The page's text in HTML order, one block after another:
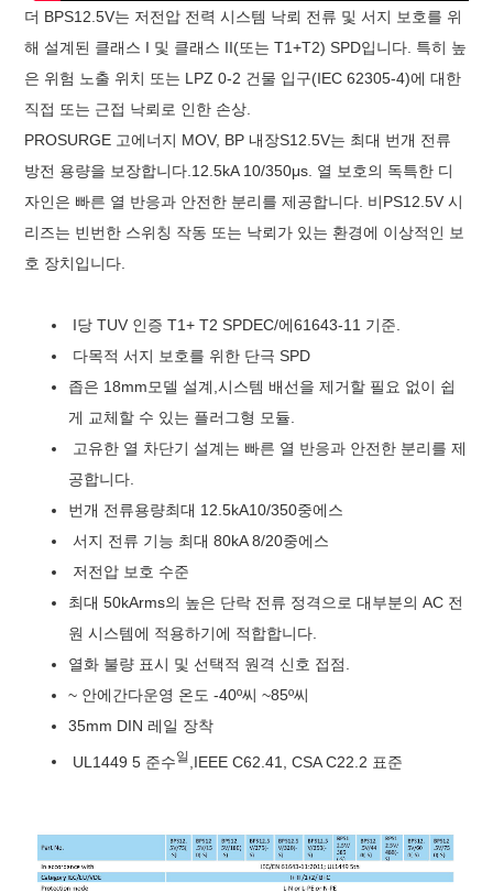
더 BPS12.5V는 저전압 전력 시스템 낙뢰 전류 및 서지 보호를 위
해 설계된 클래스 I 및 클래스 II(또는 T1+T2) SPD입니다. 특히 높
은 위험 노출 위치 또는 LPZ 0-2 건물 입구(IEC 62305-4)에 대한
직접 또는 근접 낙뢰로 인한 손상.
PROSURGE 고에너지 MOV, BP 내장S1 2 .5V는 최대 번개 전류
방전 용량을 보장합니다. 12.5kA 10/350μs. 열 보호의 독특한 디
자인은 빠른 열 반응과 안전한 분리를 제공합니다. 비PS1 2 .5V 시
리즈는 빈번한 스위칭 작동 또는 낙뢰가 있는 환경에 이상적인 보
호 장치입니다.
I당 TUV 인증 T1+ T2 SPDEC/에61643-11 기준
다목적 서지 보호를 위한 단극 SPD
좁은 18mm모델 설계,시스템 배선을 제거할 필요 없이 쉽
게 교체할 수 있는 플러그형 모듈.
고유한 열 차단기 설계는 빠른 열 반응과 안전한 분리를 제
공합니다.
번개 전류용량최대 12.5kA10/350중에스
서지 전류 기능 최대 80kA 8/20중에스
저전압 보호 수준
최대 50kArms의 높은 단락 전류 정격으로 대부분의 AC 전
원 시스템에 적용하기에 적합합니다.
열화 불량 표시 및 선택적 원격 신호 접점
~ 안에간다운영 온도 -40º씨 ~85º씨
35mm DIN 레일 장착
UL1449 5 준수일 IEEE C62.41, CSA C22.2 표준